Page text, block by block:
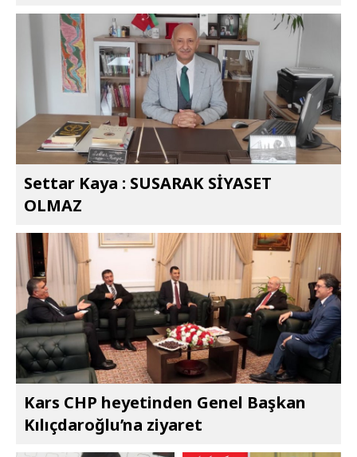
Settar Kaya : SUSARAK SİYASET
OLMAZ
Kars CHP heyetinden Genel Başkan
Kılıçdaroğlu’na ziyaret